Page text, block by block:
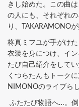
きし始めた。この曲
の人にも、それぞれ
り、TAKARAMONO
柊真ミフユが手がけ
衣装を身につけ、イ
たび自己紹介をして
くつらたんもトーク
NIMONOのライブらし
ふたたび物語へ…。